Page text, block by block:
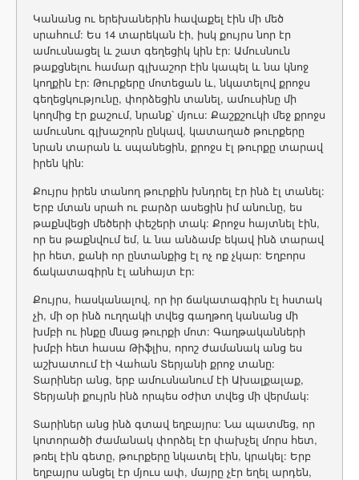
Կանանց ու երեխաներին հավաքել էին մի մեծ
սրահում: Ես 14 տարեկան էի, իսկ քույրս նոր էր
ամուսնացել և շատ գեղեցիկ կին էր: Ամուսնուն
թաքցնելու համար գլխաշոր էին կապել և նա կնոջ
կողքին էր: Թուրքերը մոտեցան և, նկատելով քրոջս
գեղեցկությունը, փորձեցին տանել, ամուսինը մի
կողմից էր քաշում, նրանք՝ մյուս: Քաշքշուկի մեջ քրոջս
ամուսնու գլխաշորն ընկավ, կատաղած թուրքերը
նրան տարան և սպանեցին, քրոջս էլ թուրքը տարավ
իրեն կին:
Քույրս իրեն տանող թուրքին խնդրել էր ինձ էլ տանել:
Երբ մտան սրահ ու բարձր ասեցին իմ անունը, ես
թաքնվեցի մեծերի փեշերի տակ: Քրոջս հայտնել էին,
որ ես թաքնվում եմ, և նա անձամբ եկավ ինձ տարավ
իր հետ, քանի որ ընտանքից էլ ոչ ոք չկար: Եղբորս
ճակատագիրն էլ անհայտ էր:
Քույրս, հասկանալով, որ իր ճակատագիրն էլ հստակ
չի, մի օր ինձ ուղղակի տվեց գաղթող կանանց մի
խմբի ու ինքը մնաց թուրքի մոտ: Գաղթականների
խմբի հետ հասա Թիֆլիս, որոշ ժամանակ անց ես
աշխատում էի Վահան Տերյանի քրոջ տանը:
Տարիներ անց, երբ ամուսնանում էի Ախալքալաք,
Տերյանի քույրն ինձ որպես օժիտ տվեց մի վերմակ:
Տարիներ անց ինձ գտավ եղբայրս: Նա պատմեց, որ
կոտորածի ժամանակ փորձել էր փախչել մորս հետ,
թռել էին գետը, թուրքերը նկատել էին, կրակել: Երբ
եղբայրս անցել էր մյուս ափ, մայրը չէր եղել արդեն,